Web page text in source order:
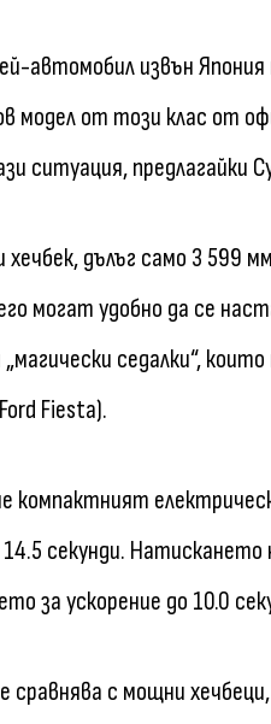
автомобил извън
модел от този клас от
ситуация, предлагайки
дълъг само 3 599
могат удобно да се
седалки“,
Fiesta).
секунди.
за ускорение до 10.0
сравнява с мощни